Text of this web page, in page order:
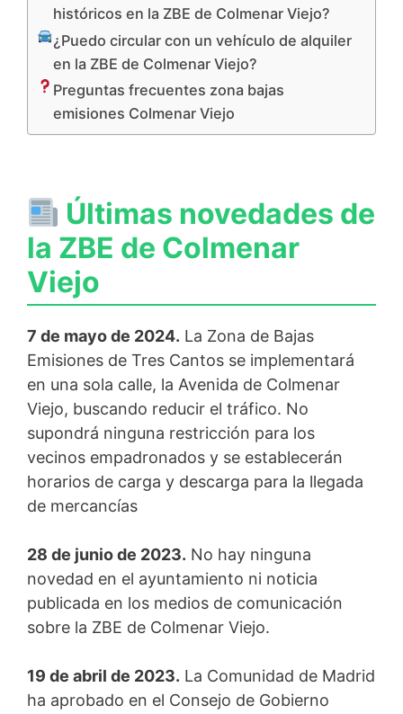
históricos en la ZBE de Colmenar Viejo?
¿Puedo circular con un vehículo de alquiler
en la ZBE de Colmenar Viejo?
Preguntas frecuentes zona bajas
emisiones Colmenar Viejo
Últimas novedades de
la ZBE de Colmenar
Viejo
7 de mayo de 2024. La Zona de Bajas
Emisiones de Tres Cantos se implementará
en una sola calle, la Avenida de Colmenar
Viejo, buscando reducir el tráfico. No
supondrá ninguna restricción para los
vecinos empadronados y se establecerán
horarios de carga y descarga para la llegada
de mercancías
28 de junio de 2023. No hay ninguna
novedad en el ayuntamiento ni noticia
publicada en los medios de comunicación
sobre la ZBE de Colmenar Viejo.
19 de abril de 2023. La Comunidad de Madrid
ha aprobado en el Consejo de Gobierno